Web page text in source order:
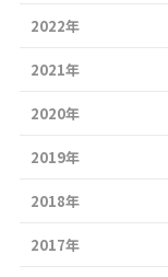
2022年
2021年
2020年
2019年
2018年
2017年